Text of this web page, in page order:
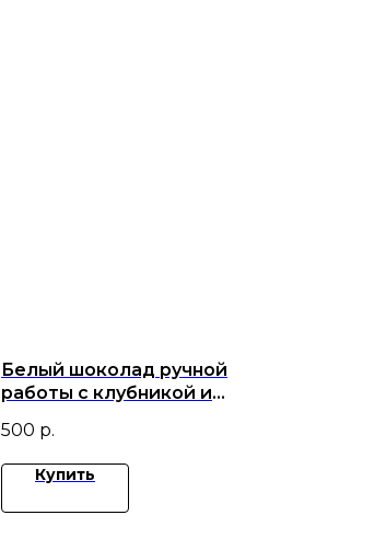
Белый шоколад ручной
работы с клубникой и
500 р.
Купить